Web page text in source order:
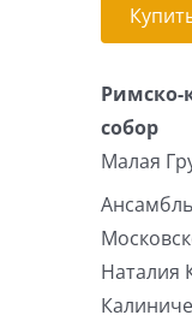
Римско-
собор
Малая
Ансамбль
Наталия